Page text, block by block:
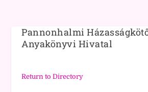
Pannonhalmi
Anyakönyvi Hivatal
Return to Directory